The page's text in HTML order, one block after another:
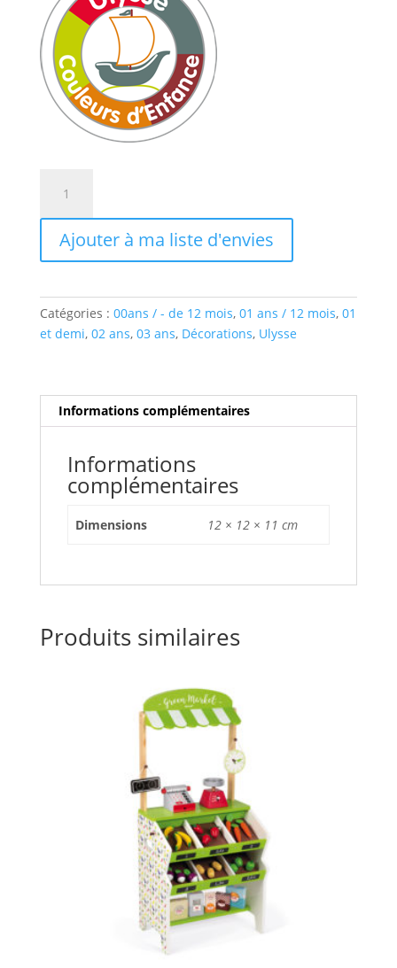
BOITE
MUSIQUE
Ajouter à ma liste d'envies
Catégories : 00ans / - de 12 mois, 01 ans / 12 mois, 01
et demi, 02 ans, 03 ans, Décorations, Ulysse
Informations complémentaires
Informations
complémentaires
Dimensions 12 × 12 × 11 cm
Produits similaires